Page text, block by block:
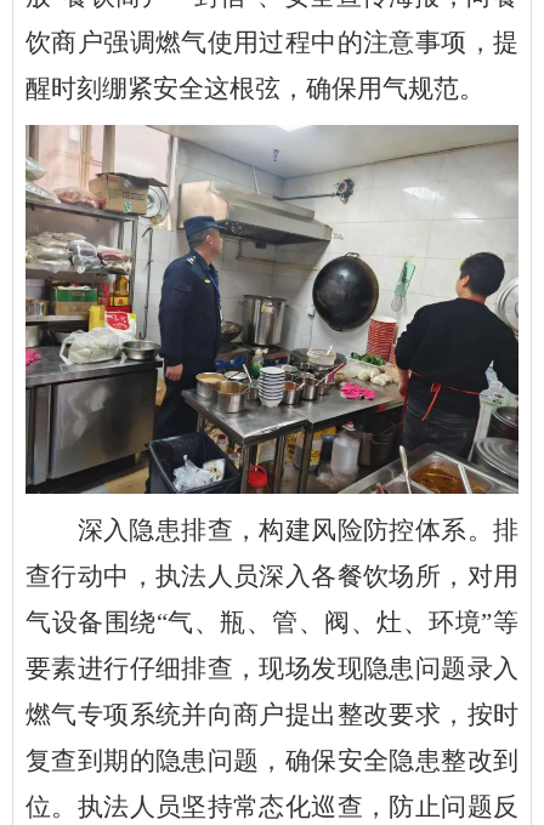
饮商户强调燃气使用过程中的注意事项，提
醒时刻绷紧安全这根弦，确保用气规范。
深入隐患排查，构建风险防控体系。排
查行动中，执法人员深入各餐饮场所，对用
气设备围绕“气、瓶、管、阀、灶、环境”等
要素进行仔细排查，现场发现隐患问题录入
燃气专项系统并向商户提出整改要求，按时
复查到期的隐患问题，确保安全隐患整改到
位。执法人员坚持常态化巡查，防止问题反